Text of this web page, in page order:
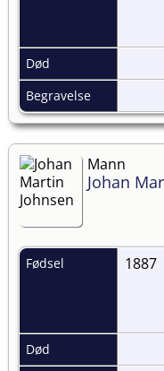
Død
Begravelse
Mann
Johan
Fødsel 1887
Død